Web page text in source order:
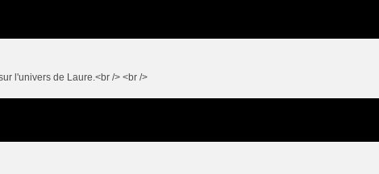
l'univers de Laure.<br /> <br />